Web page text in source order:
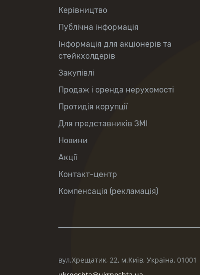
Керівництво
Публічна інформація
Інформація для акціонерів та
стейкхолдерів
Закупівлі
Продаж і оренда нерухомості
Протидія корупції
Для представників ЗМІ
Новини
Акції
Контакт-центр
Компенсація (рекламація)
вул.Хрещатик, 22, м.Київ, Україна, 01001